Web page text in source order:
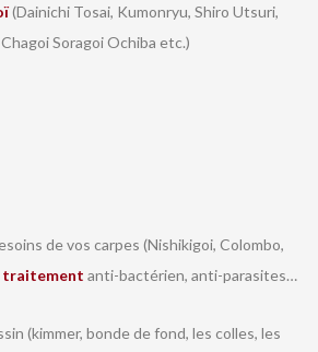
(Dainichi Tosai, Kumonryu, Shiro Utsuri,
Soragoi Ochiba etc.)
de vos carpes (Nishikigoi, Colombo,
traitement anti-bactérien, anti-parasites…
(kimmer, bonde de fond, les colles, les